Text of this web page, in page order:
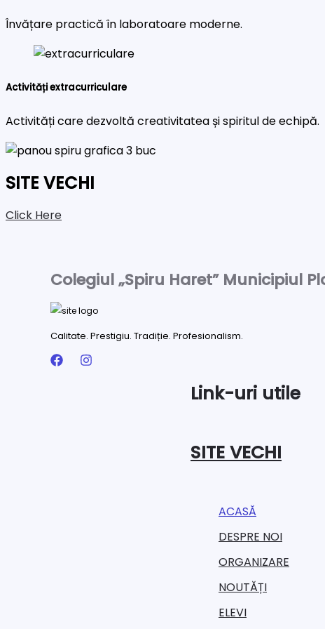
Învățare practică în laboratoare moderne.
Activități extracurriculare
Activități care dezvoltă creativitatea și spiritul de echipă.
SITE VECHI
Click Here
Colegiul „Spiru Haret” Municipiul
Calitate. Prestigiu. Tradiție. Profesionalism.
Link-uri utile
SITE VECHI
ACASĂ
DESPRE NOI
ORGANIZARE​
NOUTĂȚI
ELEVI